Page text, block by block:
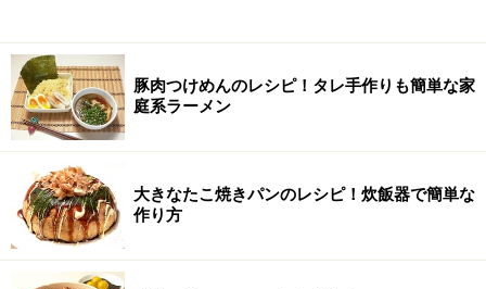
豚肉つけめんのレシピ！タレ手作りも簡単な家
庭系ラーメン
大きなたこ焼きパンのレシピ！炊飯器で簡単な
作り方